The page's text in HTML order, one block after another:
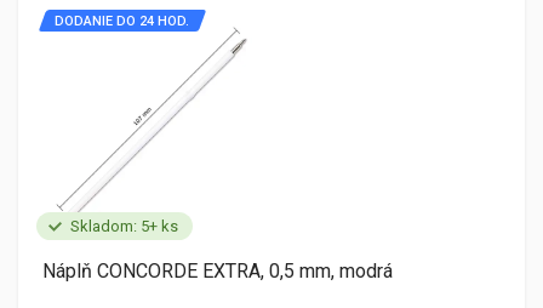
Skladom: 5+ ks
DODANIE DO 24 HOD.
Náplň CONCORDE EXTRA, 0,5 mm, modrá